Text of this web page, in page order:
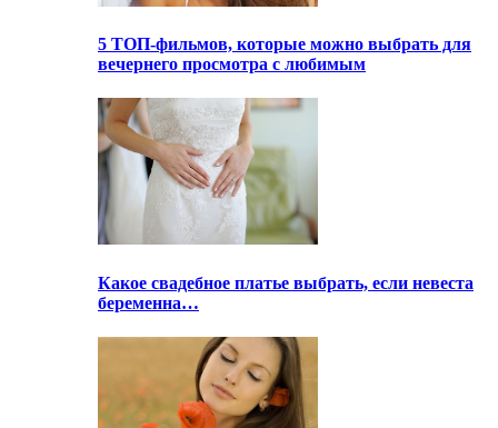
5 ТОП-фильмов, которые можно выбрать для
вечернего просмотра с любимым
Какое свадебное платье выбрать, если невеста
беременна…